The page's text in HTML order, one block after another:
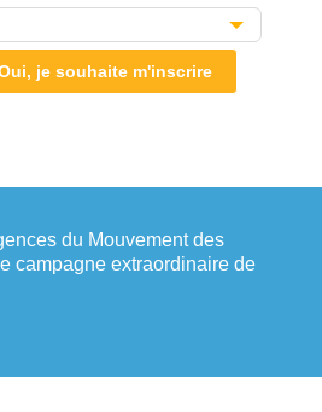
je souhaite m'inscrire
du Mouvement des
campagne extraordinaire de